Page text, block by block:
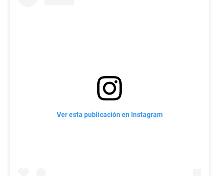
Ver esta publicación en Instagram